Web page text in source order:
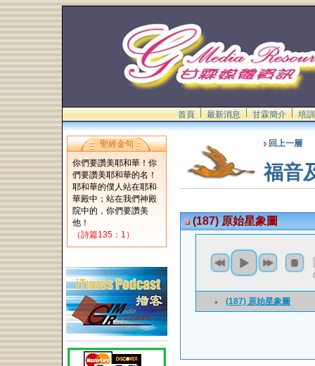
首頁 最新消息 甘霖簡介 培
聖經金句
你們要讚美耶和華！你
們要讚美耶和華的名！
耶和華的僕人站在耶和
華殿中；站在我們神殿
院中的，你們要讚美
他！
（詩篇135：1）
回上一層
福音
(187) 原始星象圖
(187) 原始星象圖